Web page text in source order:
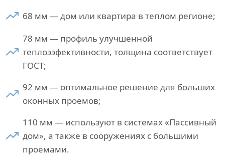
68 мм — дом или квартира в теплом регионе;
78 мм — профиль улучшенной
теплоээфективности, толщина соответствует
ГОСТ;
92 мм — оптимальное решение для больших
оконных проемов;
110 мм — используют в системах «Пассивный
дом», а также в сооружениях с большими
проемами.